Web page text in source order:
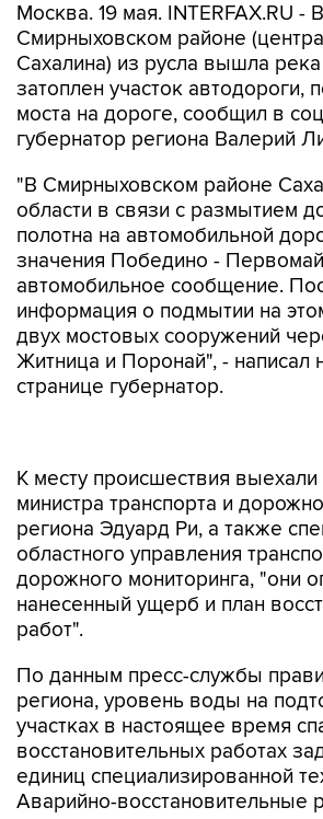
Москва. 19 мая. INTERFAX.RU - В
Смирныховском районе
Сахалина) из русла вышла
затоплен участок автодороги,
моста на дороге, сообщил в
губернатор региона Валерий
"В Смирныховском районе
области в связи с размытием
полотна на автомобильной
значения Победино -
автомобильное сообщение.
информация о подмытии на
двух мостовых сооружений
Житница и Поронай", - написал
странице губернатор.
региона Эдуард Ри, а также
областного управления
дорожного мониторинга, "они
нанесенный ущерб и план
работ".
По данным пресс-службы
участках в настоящее время
восстановительных работах
единиц специализированной
Аварийно-восстановительные
планируют полностью
мая.